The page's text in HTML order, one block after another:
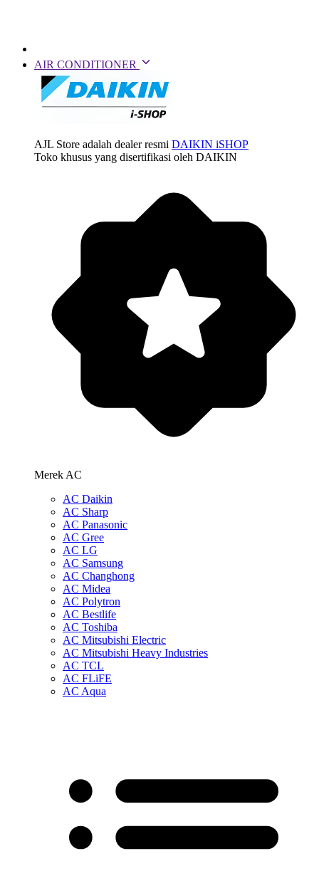
AIR CONDITIONER
AJL Store adalah dealer resmi DAIKIN iSHOP
Toko khusus yang disertifikasi oleh DAIKIN
Merek AC
AC Daikin
AC Sharp
AC Panasonic
AC Gree
AC LG
AC Samsung
AC Changhong
AC Midea
AC Polytron
AC Bestlife
AC Toshiba
AC Mitsubishi Electric
AC Mitsubishi Heavy Industries
AC TCL
AC FLiFE
AC Aqua